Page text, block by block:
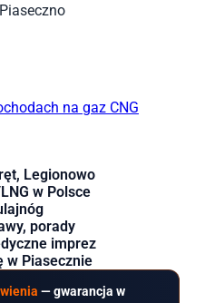
Legionowo
w Polsce
porady
imprez
w Piasecznie
— gwarancja w